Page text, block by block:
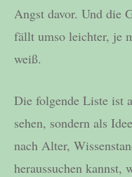
Angst davor. Und die
fällt umso leichter, je
weiß.
Die folgende Liste ist
sehen, sondern als
nach Alter,
heraussuchen kannst,